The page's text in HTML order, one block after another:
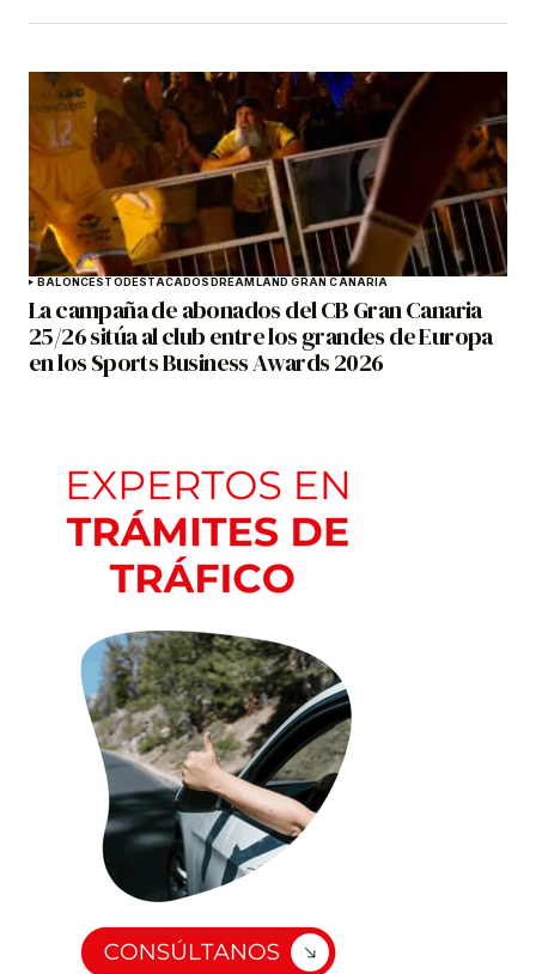
BALONCESTODESTACADOSDREAMLAND GRAN CANARIA
La campaña de abonados del CB Gran Canaria
25/26 sitúa al club entre los grandes de Europa
en los Sports Business Awards 2026